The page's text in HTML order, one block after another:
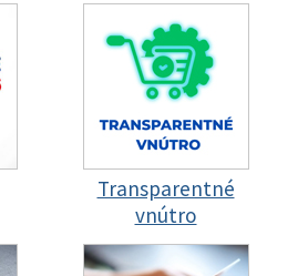
Transparentné
vnútro